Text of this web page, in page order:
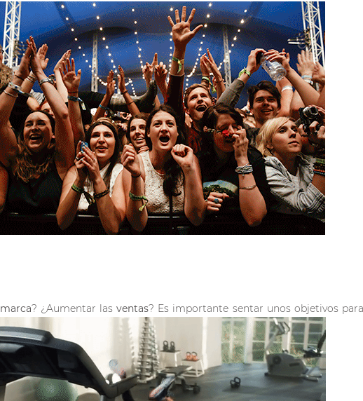
marca? ¿Aumentar lasventas? Es importante sentar unos objetivos